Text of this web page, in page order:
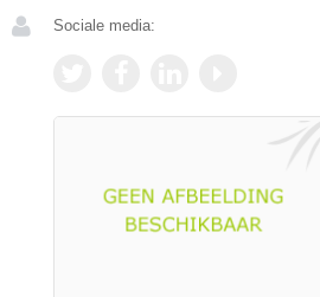
Sociale media: